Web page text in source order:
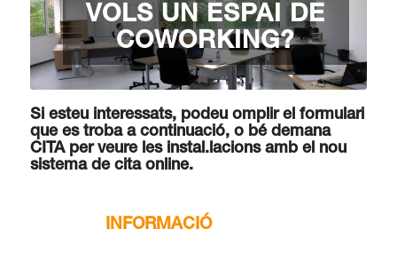
VOLS UN ESPAI DE
COWORKING?
Si esteu interessats, podeu omplir el formulari
que es troba a continuació, o bé demana
CITA per veure les instal.lacions amb el nou
sistema de cita online.
INFORMACIÓ